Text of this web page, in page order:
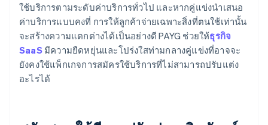
ใช้บริการตามระดับค่าบริการทั่วไป และหากคู่แข่งนําเสนอ
ค่าบริการแบบคงที่ การให้ลูกค้าจ่ายเฉพาะสิ่งที่ตนใช้เท่านั้น
จะสร้างความแตกต่างได้เป็นอย่างดี PAYG ช่วยให้ธุรกิจ
SaaSมีความยืดหยุ่นและโปร่งใสท่ามกลางคู่แข่งที่อาจจะ
ยังคงใช้แพ็กเกจการสมัครใช้บริการที่ไม่สามารถปรับแต่ง
อะไรได้